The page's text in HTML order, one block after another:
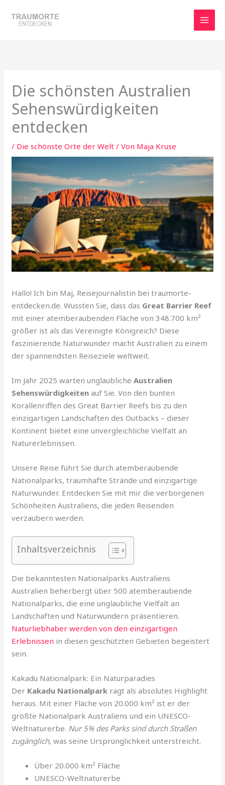
Inhalt
Die schönsten Australien
Sehenswürdigkeiten
entdecken
/ Die schönste Orte der Welt / Von Maja Kruse
Hallo! Ich bin Maj, Reisejournalistin bei traumorte-
entdecken.de. Wussten Sie, dass das Great Barrier Reef
mit einer atemberaubenden Fläche von 348.700 km²
größer ist als das Vereinigte Königreich? Diese
faszinierende Naturwunder macht Australien zu einem
der spannendsten Reiseziele weltweit.
Im Jahr 2025 warten unglaublicheAustralien
Sehenswürdigkeiten auf Sie. Von den bunten
Korallenriffen des Great Barrier Reefs bis zu den
einzigartigen Landschaften des Outbacks – dieser
Kontinent bietet eine unvergleichliche Vielfalt an
Naturerlebnissen.
Unsere Reise führt Sie durch atemberaubende
Nationalparks, traumhafte Strände und einzigartige
Naturwunder. Entdecken Sie mit mir die verborgenen
Schönheiten Australiens, die jeden Reisenden
verzaubern werden.
Inhaltsverzeichnis
Die bekanntesten Nationalparks Australiens
Australien beherbergt über 500 atemberaubende
Nationalparks, die eine unglaubliche Vielfalt an
Landschaften und Naturwundern präsentieren.
Naturliebhaber werden von den einzigartigen
Erlebnissen in diesen geschützten Gebieten begeistert
sein.
Kakadu Nationalpark: Ein Naturparadies
Der Kakadu Nationalpark ragt als absolutes Highlight
heraus. Mit einer Fläche von 20.000 km² ist er der
größte Nationalpark Australiens und ein UNESCO-
Weltnaturerbe. Nur 5% des Parks sind durch Straßen
zugänglich, was seine Ursprünglichkeit unterstreicht.
Über 20.000 km² Fläche
UNESCO-Weltnaturerbe